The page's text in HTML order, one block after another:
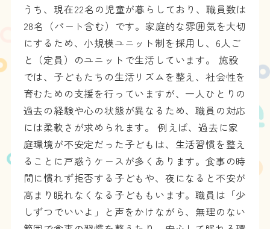
うち、現在22名の児童が暮らしており、職員数は
28名（パート含む）です。家庭的な雰囲気を大切
にするため、小規模ユニット制を採用し、6人ご
と（定員）のユニットで生活しています。 施設
では、子どもたちの生活リズムを整え、社会性を
育むための支援を行っていますが、一人ひとりの
過去の経験や心の状態が異なるため、職員の対応
には柔軟さが求められます。 例えば、過去に家
庭環境が不安定だった子どもは、生活習慣を整え
ることに戸惑うケースが多くあります。食事の時
間に慣れず拒否する子どもや、夜になると不安が
高まり眠れなくなる子どももいます。職員は「少
しずつでいいよ」と声をかけながら、無理のない